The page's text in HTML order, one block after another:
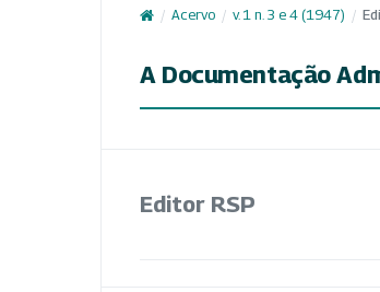
/ Acervo / v. 1 n. 3 e 4 (1947) /
A Documentação
Editor RSP